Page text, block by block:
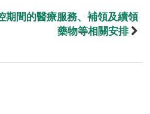
期間的醫療服務、補領及續領
藥物等相關安排